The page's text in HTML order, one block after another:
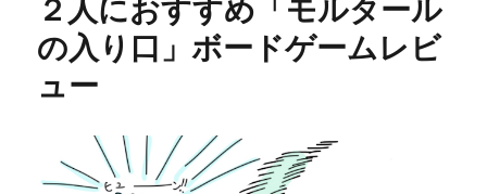
れ
と
も
る？
「ノ
２人におすすめ「モルタール
の入り口」ボードゲームレビ
ュー